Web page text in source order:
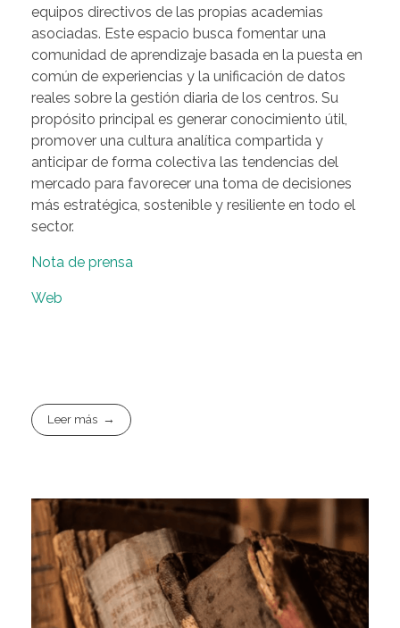
equipos directivos de las propias academias
asociadas. Este espacio busca fomentar una
comunidad de aprendizaje basada en la puesta en
común de experiencias y la unificación de datos
reales sobre la gestión diaria de los centros. Su
propósito principal es generar conocimiento útil,
promover una cultura analítica compartida y
anticipar de forma colectiva las tendencias del
mercado para favorecer una toma de decisiones
más estratégica, sostenible y resiliente en todo el
sector.
Nota de prensa
Web
Leer más